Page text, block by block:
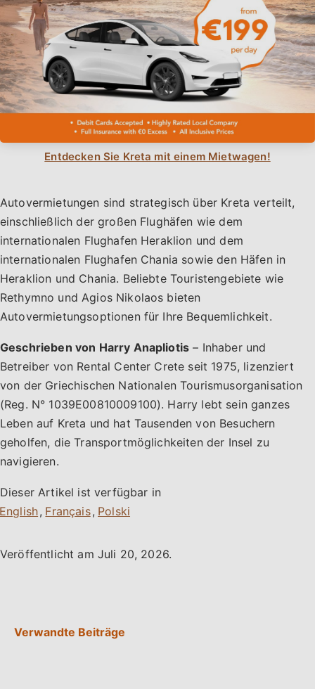
Entdecken Sie Kreta mit einem Mietwagen!
Autovermietungen sind strategisch über Kreta verteilt,
einschließlich der großen Flughäfen wie dem
internationalen Flughafen Heraklion und dem
internationalen Flughafen Chania sowie den Häfen in
Heraklion und Chania. Beliebte Touristengebiete wie
Rethymno und Agios Nikolaos bieten
Autovermietungsoptionen für Ihre Bequemlichkeit.
Geschrieben von Harry Anapliotis – Inhaber und
Betreiber von Rental Center Crete seit 1975, lizenziert
von der Griechischen Nationalen Tourismusorganisation
(Reg. N° 1039E00810009100). Harry lebt sein ganzes
Leben auf Kreta und hat Tausenden von Besuchern
geholfen, die Transportmöglichkeiten der Insel zu
navigieren.
Dieser Artikel ist verfügbar in
,
,
Veröffentlicht am Juli 20, 2026.
Verwandte Beiträge